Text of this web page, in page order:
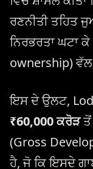
ਰਣਨੀਤੀ ਤਹਿਤ
ਨਿਰਭਰਤਾ ਘਟਾ
ownership)
ਇਸ ਦੇ ਉਲਟ,
₹60,000 ਕਰੋੜਤੋਂ
(Gross
ਹੈ, ਜੋ ਕਿ ਇਸਦੇ